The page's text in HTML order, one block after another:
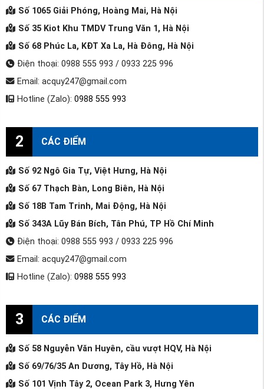
Số 1065 Giải Phóng, Hoàng Mai, Hà Nội
Số 35 Kiot Khu TMDV Trung Văn 1, Hà Nội
Số 68 Phúc La, KĐT Xa La, Hà Đông, Hà Nội
Điện thoại: 0988 555 993 / 0933 225 996
Email: acquy247@gmail.com
Hotline (Zalo): 0988 555 993
2 CÁC ĐIỂM
Số 92 Ngô Gia Tự, Việt Hưng, Hà Nội
Số 67 Thạch Bàn, Long Biên, Hà Nội
Số 18B Tam Trinh, Mai Động, Hà Nội
Số 343A Lũy Bán Bích, Tân Phú, TP Hồ Chí Minh
Điện thoại: 0988 555 993 / 0933 225 996
Email: acquy247@gmail.com
Hotline (Zalo): 0988 555 993
3 CÁC ĐIỂM
Số 58 Nguyễn Văn Huyên, cầu vượt HQV, Hà Nội
Số 69/76/35 An Dương, Tây Hồ, Hà Nội
Số 101 Vịnh Tây 2, Ocean Park 3, Hưng Yên